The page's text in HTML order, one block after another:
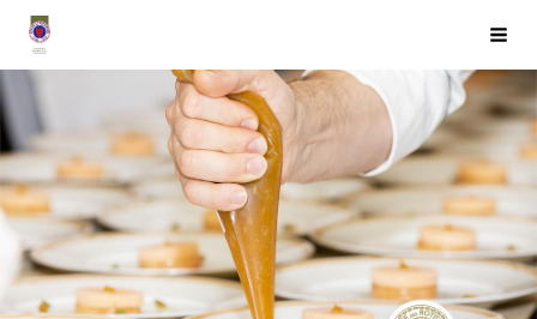
Siirry
sivun
sisältöön
Chaîne des Rôtisseurs Finlande ry